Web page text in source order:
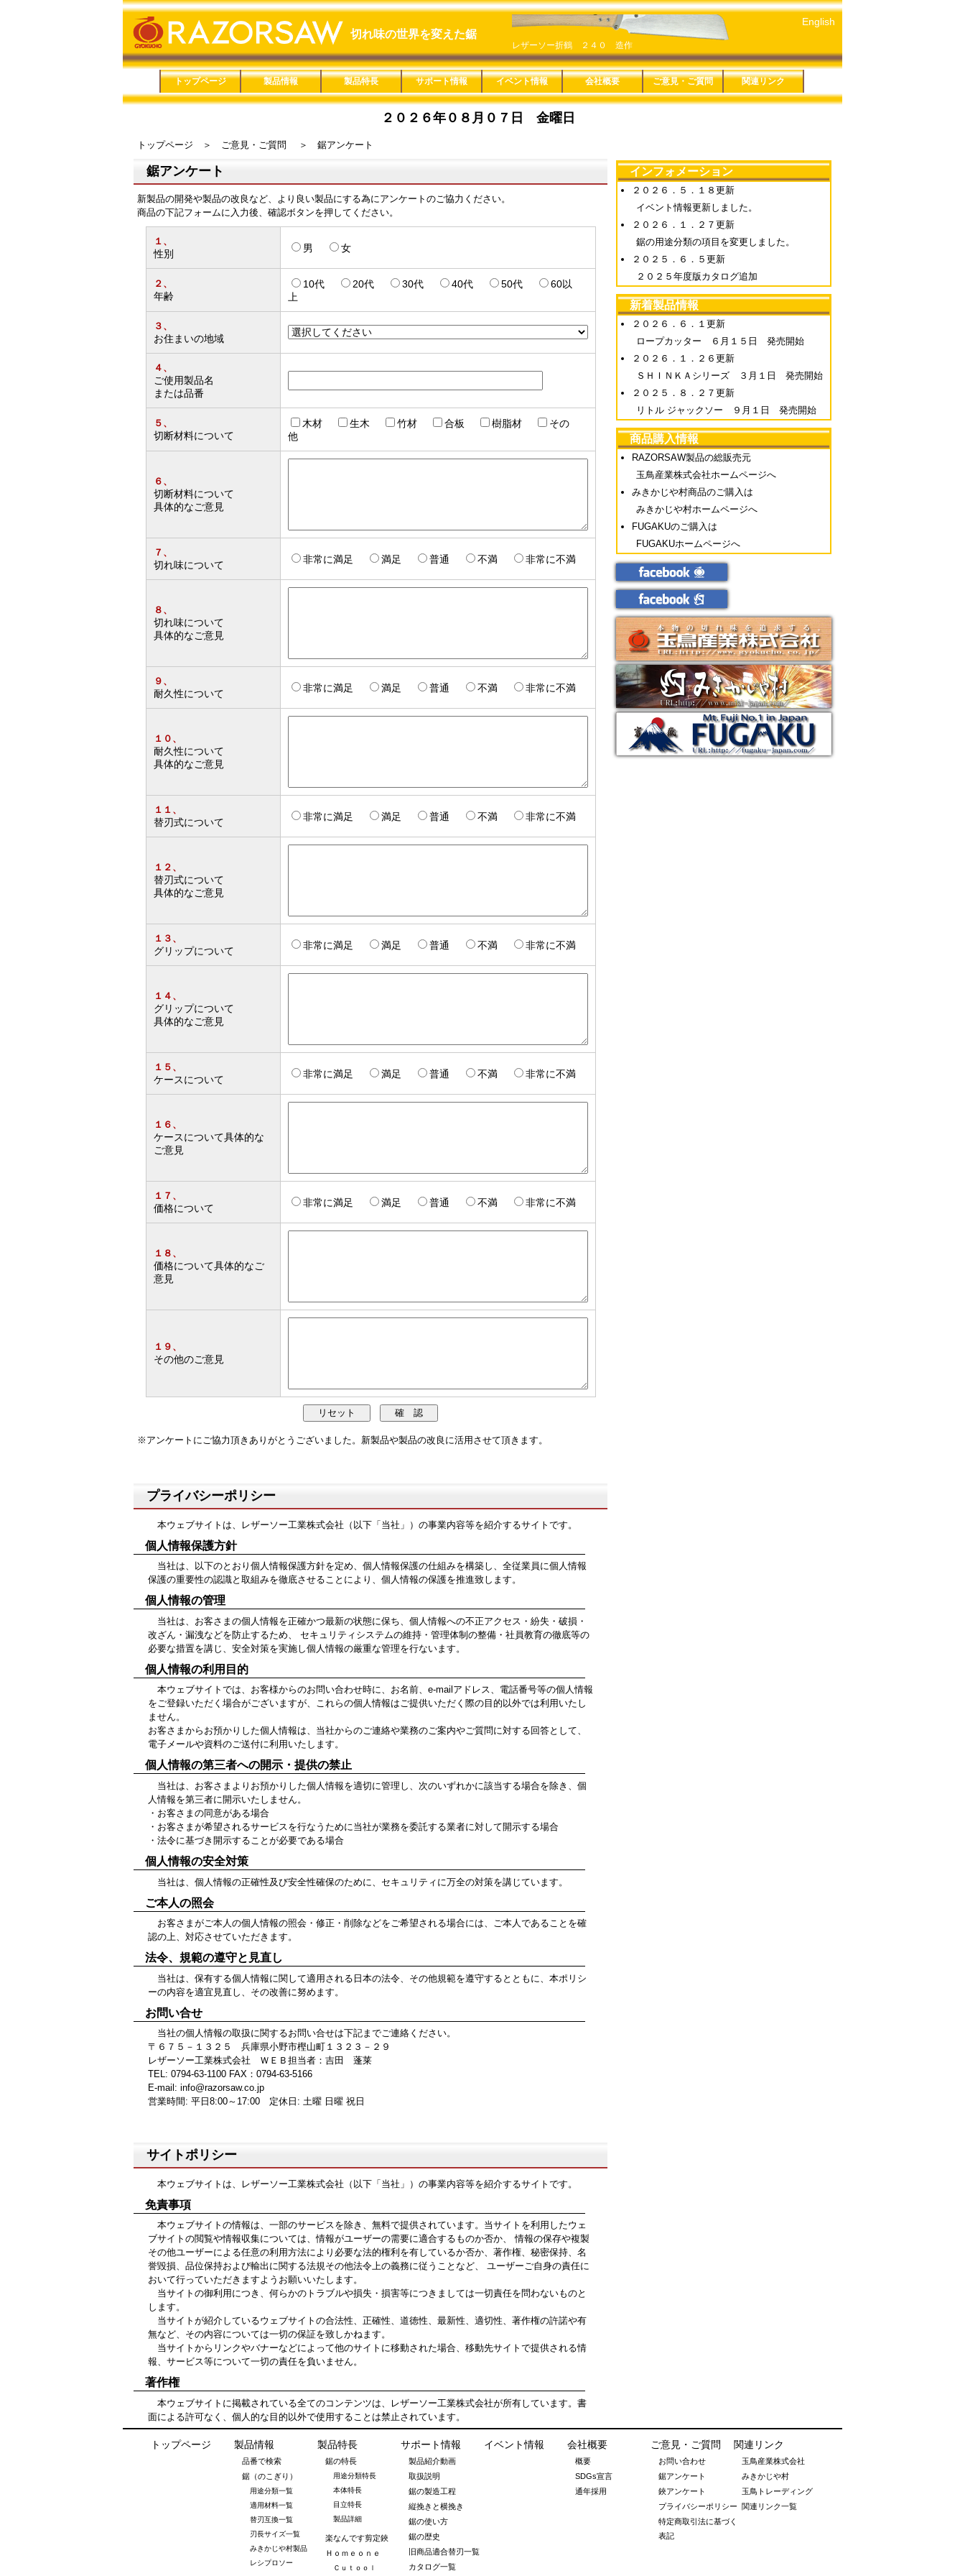
切れ味の世界を変えた鋸
ＲＡＺＯＲＳＡＷ ＬＴ２４－Ａ 仮枠
レザーソー折鶴 ２４０ 造作
トップページ 製品情報
品番で検索
鋸（のこぎり） 用途分類一覧 木工
竹挽
仮枠
内装
家具
楽器
ＤＩＹ
樹脂
配管
造園
剪定
果樹
林業
園芸
リサイクル
金切
粗大ゴミ
レシプロソー
適用材料一覧 一般木材・集成材
ＭＤＦ
ＰＢ（ＯＳＢ）
薄板合板
コンパネ
丸太
黒檀・紫檀
デッキ材
竹材
生木
デコラ
アクリル
塩ビパイプ
鉄・アルミ
ダンボール・ペットボ
トル
石膏ボード
替刃互換一覧 Ａシリーズ
Ｂシリーズ
Ｃシリーズ
Ｄシリーズ
Ｅシリーズ
Ｆシリーズ
Ｇシリーズ
Ｈシリーズ
Ｊシリーズ
Ｋシリーズ
Ｌシリーズ
Ｍシリーズ
Ｑシリーズ
Ｒシリーズ
Ｓシリーズ
Ｔシリーズ
Ｕシリーズ
Ｖシリーズ
Ｗシリーズ
Ｘシリーズ
その他の製品
刃長サイズ一覧 直柄タイプ １８０㎜
２１０㎜
２４０㎜
２７０㎜
３００㎜
３３０㎜
鞘付きタイプ １５０㎜
２００㎜
２４０㎜
２５０㎜
２７０㎜
３００㎜
３３０㎜
折込タイプ ２００㎜
２１０㎜
２４０㎜
３３０㎜
高枝タイプ ２４０㎜
３００㎜
３６０㎜
カッタータイプ ８０㎜
固定式 １００㎜
１２５㎜
レシプロソー ６０㎜
２００㎜
みきかじや村製品
レシプロソー
鋏（はさみ） 楽なんです剪定鋏
ロープカッター
メンテナンス用品 ヤニピカ
家庭用品 Ｈｏｍｅｏｎｅ
防災用品 救助セット
製品特長
鋸の特長 用途分類特長
本体特長
目立特長
製品詳細
楽なんです剪定鋏
Ｈｏｍｅｏｎｅ Ｃｕｔｏｏｌ
Ｒｅｃｙｃｌｅ
ヤニピカ
サポート情報
製品紹介動画
取扱説明
鋸の製造工程
縦挽きと横挽き
鋸の使い方
鋸の歴史
旧商品適合替刃一覧
カタログ一覧 総合カタログ ２０２５年版
２０２４年版
２０２３年版
２０２１年版
２０１６年版
２０１３年版
２００８年版
単品カタログ
販促ツール 製品ＰＯＰ 楽なんです剪定鋏
Ｌシリーズ
一人前シリーズ
レザーソー細工鋸
ＳＥＬＥＣＴシリーズ
１８０シリーズ
レザーソー折込シリー
替刃ＢＯＸ
イベント情報 会社概要
概要
SDGs宣言
通年採用
ご意見・ご質問
お問い合わせ
鋸アンケート
鋏アンケート
プライバシーポリシー
特定商取引法に基づく
関連リンク
玉鳥産業株式会社
みきかじや村
玉鳥トレーディング
関連リンク一覧
English
２０２６年０８月０７日 金曜日
トップページ ＞ ご意見・ご質問 ＞ 鋸アンケート
鋸アンケート
新製品の開発や製品の改良など、より良い製品にする為にアンケートのご協力ください。
商品の下記フォームに入力後、確認ボタンを押してください。
１、
性別 男 女
２、
年齢
10代 20代 30代 40代 50代
60以
上
３、
お住まいの地域
４、
ご使用製品名
または品番
５、
切断材料について
木材 生木 竹材 合板 樹脂材
その
他
６、
切断材料について
具体的なご意見
７、
切れ味について 非常に満足 満足 普通 不満 非常に不満
８、
切れ味について
具体的なご意見
９、
耐久性について 非常に満足 満足 普通 不満 非常に不満
１０、
耐久性について
具体的なご意見
１１、
替刃式について 非常に満足 満足 普通 不満 非常に不満
１２、
替刃式について
具体的なご意見
１３、
グリップについて 非常に満足 満足 普通 不満 非常に不満
１４、
グリップについて
具体的なご意見
１５、
ケースについて 非常に満足 満足 普通 不満 非常に不満
１６、
ケースについて具体的な
ご意見
１７、
価格について 非常に満足 満足 普通 不満 非常に不満
１８、
価格について具体的なご
意見
１９、
その他のご意見
※アンケートにご協力頂きありがとうございました。新製品や製品の改良に活用させて頂きます。
プライバシーポリシー
本ウェブサイトは、レザーソー工業株式会社（以下「当社」）の事業内容等を紹介するサイトです。
個人情報保護方針
当社は、以下のとおり個人情報保護方針を定め、個人情報保護の仕組みを構築し、全従業員に個人情報
保護の重要性の認識と取組みを徹底させることにより、個人情報の保護を推進致します。
個人情報の管理
当社は、お客さまの個人情報を正確かつ最新の状態に保ち、個人情報への不正アクセス・紛失・破損・
改ざん・漏洩などを防止するため、 セキュリティシステムの維持・管理体制の整備・社員教育の徹底等の
必要な措置を講じ、安全対策を実施し個人情報の厳重な管理を行ないます。
個人情報の利用目的
本ウェブサイトでは、お客様からのお問い合わせ時に、お名前、e-mailアドレス、電話番号等の個人情報
をご登録いただく場合がございますが、これらの個人情報はご提供いただく際の目的以外では利用いたし
ません。
お客さまからお預かりした個人情報は、当社からのご連絡や業務のご案内やご質問に対する回答として、
電子メールや資料のご送付に利用いたします。
個人情報の第三者への開示・提供の禁止
当社は、お客さまよりお預かりした個人情報を適切に管理し、次のいずれかに該当する場合を除き、個
人情報を第三者に開示いたしません。
・お客さまの同意がある場合
・お客さまが希望されるサービスを行なうために当社が業務を委託する業者に対して開示する場合
・法令に基づき開示することが必要である場合
個人情報の安全対策
当社は、個人情報の正確性及び安全性確保のために、セキュリティに万全の対策を講じています。
ご本人の照会
お客さまがご本人の個人情報の照会・修正・削除などをご希望される場合には、ご本人であることを確
認の上、対応させていただきます。
法令、規範の遵守と見直し
当社は、保有する個人情報に関して適用される日本の法令、その他規範を遵守するとともに、本ポリシ
ーの内容を適宜見直し、その改善に努めます。
お問い合せ
当社の個人情報の取扱に関するお問い合せは下記までご連絡ください。
〒６７５－１３２５ 兵庫県小野市樫山町１３２３－２９
レザーソー工業株式会社 ＷＥＢ担当者：吉田 蓬莱
TEL: 0794-63-1100 FAX：0794-63-5166
E-mail: info@razorsaw.co.jp
営業時間: 平日8:00～17:00 定休日: 土曜 日曜 祝日
サイトポリシー
本ウェブサイトは、レザーソー工業株式会社（以下「当社」）の事業内容等を紹介するサイトです。
免責事項
本ウェブサイトの情報は、一部のサービスを除き、無料で提供されています。当サイトを利用したウェ
ブサイトの閲覧や情報収集については、情報がユーザーの需要に適合するものか否か、 情報の保存や複製
その他ユーザーによる任意の利用方法により必要な法的権利を有しているか否か、著作権、秘密保持、名
誉毀損、品位保持および輸出に関する法規その他法令上の義務に従うことなど、 ユーザーご自身の責任に
おいて行っていただきますようお願いいたします。
当サイトの御利用につき、何らかのトラブルや損失・損害等につきましては一切責任を問わないものと
します。
当サイトが紹介しているウェブサイトの合法性、正確性、道徳性、最新性、適切性、著作権の許諾や有
無など、その内容については一切の保証を致しかねます。
当サイトからリンクやバナーなどによって他のサイトに移動された場合、移動先サイトで提供される情
報、サービス等について一切の責任を負いません。
著作権
本ウェブサイトに掲載されている全てのコンテンツは、レザーソー工業株式会社が所有しています。書
面による許可なく、個人的な目的以外で使用することは禁止されています。
インフォメーション
２０２６．５．１８更新
イベント情報更新しました。
２０２６．１．２７更新
鋸の用途分類の項目を変更しました。
２０２５．６．５更新
２０２５年度版カタログ追加
新着製品情報
２０２６．６．１更新
ロープカッター ６月１５日 発売開始
２０２６．１．２６更新
ＳＨＩＮＫＡシリーズ ３月１日 発売開始
２０２５．８．２７更新
リトル ジャックソー ９月１日 発売開始
商品購入情報
RAZORSAW製品の総販売元
玉鳥産業株式会社ホームページへ
みきかじや村商品のご購入は
みきかじや村ホームページへ
FUGAKUのご購入は
FUGAKUホームページへ
トップページ 製品情報
品番で検索
鋸（のこぎり）
用途分類一覧
適用材料一覧
替刃互換一覧
刃長サイズ一覧
みきかじや村製品
レシプロソー
製品特長
鋸の特長
用途分類特長
本体特長
目立特長
製品詳細
楽なんです剪定鋏
Ｈｏｍｅｏｎｅ
Ｃｕｔｏｏｌ
サポート情報
製品紹介動画
取扱説明
鋸の製造工程
縦挽きと横挽き
鋸の使い方
鋸の歴史
旧商品適合替刃一覧
カタログ一覧
イベント情報 会社概要
概要
SDGs宣言
通年採用
ご意見・ご質問
お問い合わせ
鋸アンケート
鋏アンケート
プライバシーポリシー
特定商取引法に基づく
表記
関連リンク
玉鳥産業株式会社
みきかじや村
玉鳥トレーディング
関連リンク一覧